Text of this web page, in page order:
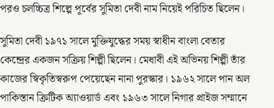
পরও চলচ্চিত্র শিল্পে পূর্বের সুমিতা দেবী নাম নিয়েই পরিচিত ছিলেন।
সুমিতা দেবী ১৯৭১ সালে মুক্তিযুদ্ধের সময় স্বাধীন বাংলা বেতার
কেন্দ্রের একজন সক্রিয় শিল্পী ছিলেন। মেধাবী এই অভিনয় শিল্পী তাঁর
কাজের স্বিকৃতিস্বরুপ পেয়েছেন নানা পুরস্কার। ১৯৬২ সালে পান অল
পাকিস্তান ক্রিটিক অ্যাওয়ার্ড এবং ১৯৬৩ সালে নিগার প্রাইজ সম্মানে